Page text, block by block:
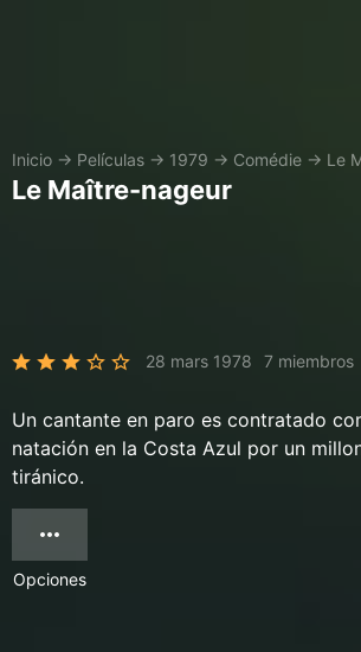
Inicio → Películas → 1979 → Comédie → Le
Le Maître-nageur
28 mars 1978 7 miembros
Un cantante en paro es contratado
natación en la Costa Azul por un
tiránico.
Opciones